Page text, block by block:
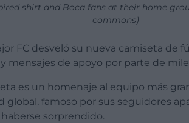
shirt and Boca fans at their home
commons)
FC desveló su nueva camiseta de
mensajes de apoyo por parte de
es un homenaje al equipo más
famoso por sus seguidores
sorprendido.